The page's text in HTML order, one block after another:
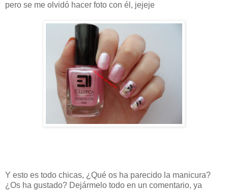
pero se me olvidó hacer foto con él, jejeje
Y esto es todo chicas, ¿Qué os ha parecido la manicura?
¿Os ha gustado? Dejármelo todo en un comentario, ya